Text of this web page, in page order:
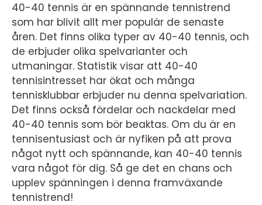
40-40 tennis är en spännande tennistrend
som har blivit allt mer populär de senaste
åren. Det finns olika typer av 40-40 tennis, och
de erbjuder olika spelvarianter och
utmaningar. Statistik visar att 40-40
tennisintresset har ökat och många
tennisklubbar erbjuder nu denna spelvariation.
Det finns också fördelar och nackdelar med
40-40 tennis som bör beaktas. Om du är en
tennisentusiast och är nyfiken på att prova
något nytt och spännande, kan 40-40 tennis
vara något för dig. Så ge det en chans och
upplev spänningen i denna framväxande
tennistrend!